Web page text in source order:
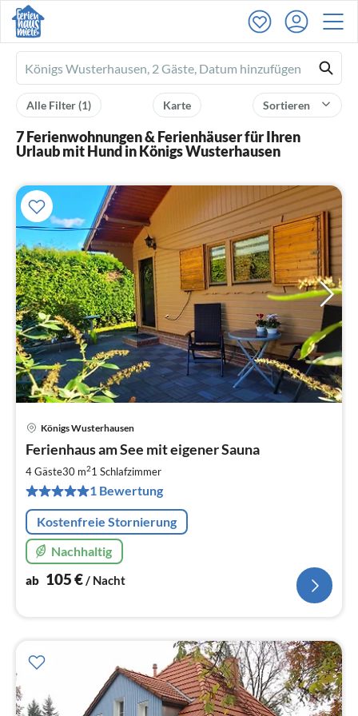
Ferienhausmiete
logo
Sortieren
Karte
Alle Filter(1)
7 Ferienwohnungen & Ferienhäuser für Ihren
Urlaub mit Hund in Königs Wusterhausen
Königs Wusterhausen
Ferienhaus am See mit eigener Sauna
4 Gäste30 m21 Schlafzimmer
1 Bewertung
Kostenfreie Stornierung
Nachhaltig
ab 105€/ Nacht